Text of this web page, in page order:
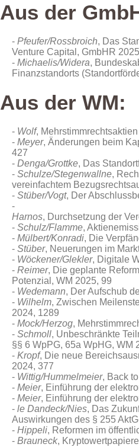
Aus der
Pfeufer/Rossbroich, Das
Venture Capital , GmbHR
Michaelis/Widera,
Finanzstandorts
Aus der WM:
Wolf,
Meyer, Änderungen beim
427
Denga/Grottke, Das
Schulze/Stegenwallne,
vereinfachtem
Stüber/Vogt, Der
Harnos, Durchsetzung der
Schulz/Flamme,
Mülbert/Konradi, Die
Stüber, Neuerungen im
Wöckener/Glekler, Digitale
Reimer, Die geplante
Potenzial, WM 2025, 99
Wedemann, Der Aufschub
Wilhelm, Zwischen
2024, 1289
Mock/Herzog,
Schmoll, Unbeschränkte
§§ 6 WpPG, 65a WpHG, WM
Kropf, Die neue
2024, 377
Wittig/Hummelmeier, Back
Meier, Einführung der
Meier, Einführung der
le Dandeck/Nies, Das
Auswirkungen des § 255
Hippeli, Reformen im
Brauneck,